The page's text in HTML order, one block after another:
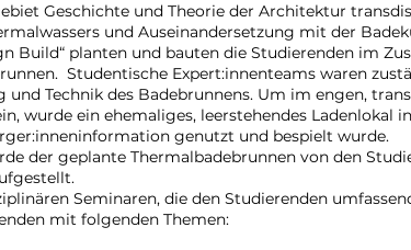
Geschichte und Theorie der Architektur
und Auseinandersetzung mit der
Build“ planten und bauten die Studierenden im
Studentische Expert:innenteams waren
und Technik des Badebrunnens. Um im engen,
wurde ein ehemaliges, leerstehendes
genutzt und bespielt wurde.
der geplante Thermalbadebrunnen von den
Seminaren, die den Studierenden
mit folgenden Themen: